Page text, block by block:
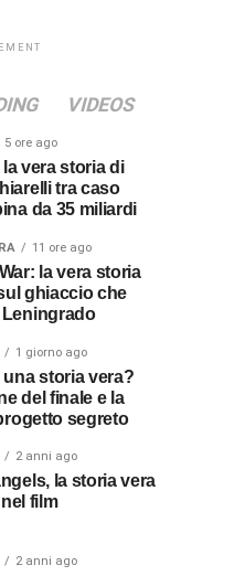
VIDEOS
5 ore ago
tra caso
da 35 miliardi
11 ore ago
ghiaccio che
1 giorno ago
del finale e la
segreto
2 anni ago
film
2 anni ago